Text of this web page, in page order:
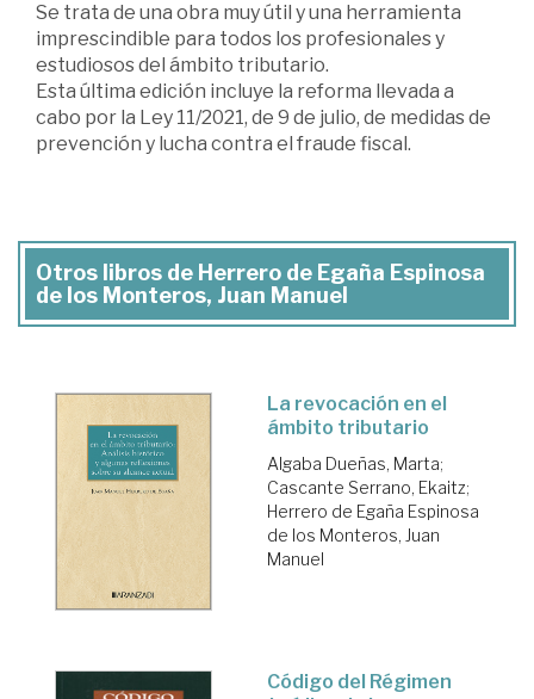
Se trata de una obra muy útil y una herramienta
imprescindible para todos los profesionales y
estudiosos del ámbito tributario.
Esta última edición incluye la reforma llevada a
cabo por la Ley 11/2021, de 9 de julio, de medidas de
prevención y lucha contra el fraude fiscal.
Otros libros de Herrero de Egaña Espinosa
de los Monteros, Juan Manuel
La revocación en el
ámbito tributario
Algaba Dueñas, Marta;
Cascante Serrano, Ekaitz;
Herrero de Egaña Espinosa
de los Monteros, Juan
Manuel
Código del Régimen